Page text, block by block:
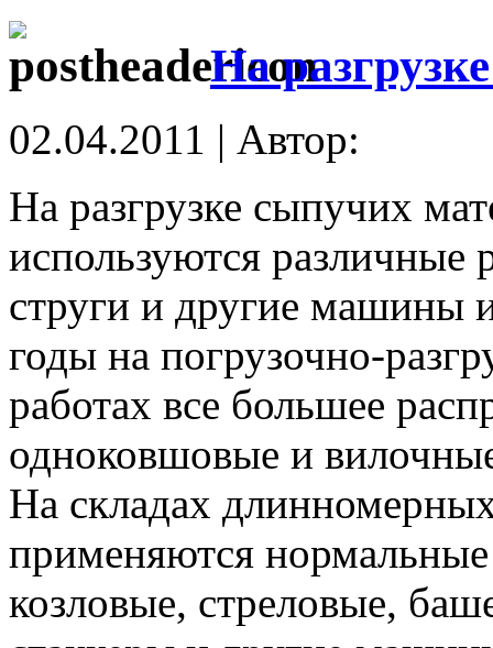
На
02.04.2011 | Автор:
На разгрузке сыпучих
используются различные
струги и другие машины
годы на погрузочно-
работах все большее
одноковшовые и
На складах
применяются
козловые, стреловые,